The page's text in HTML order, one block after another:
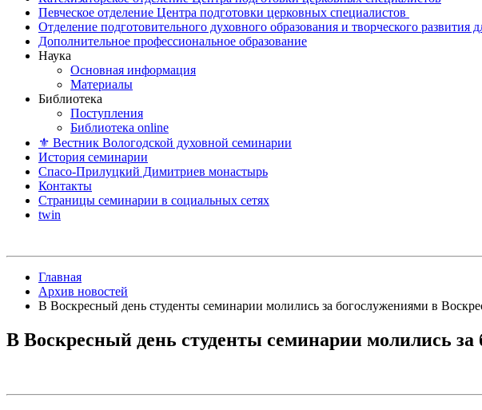
Певческое отделение Центра подготовки церковных специалистов
Отделение подготовительного духовного образования и творческого
Дополнительное профессиональное образование
Наука
Основная информация
Материалы
Библиотека
Поступления
Библиотека online
⚜ Вестник Вологодской духовной семинарии
История семинарии
Спасо-Прилуцкий Димитриев монастырь
Контакты
Страницы семинарии в социальных сетях
twin
Главная
Архив новостей
В Воскресный день студенты семинарии молились за богослужениями в
В Воскресный день студенты семинарии молились